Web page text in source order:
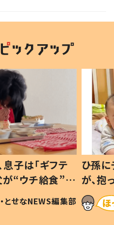
子は「ギフテ
“ウチ給食”を
は #令和の親
とせなNEWS編集部
ひ孫
が、
「涙が
い」